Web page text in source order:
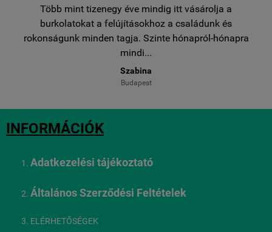
Több mint tizenegy éve mindig itt vásárolja a
burkolatokat a felújításokhoz a családunk és
rokonságunk minden tagja. Szinte hónapról-hónapra
mindi...
Szabina
Budapest
INFORMÁCIÓK
Adatkezelési tájékoztató
Általános Szerződési Feltételek
ELÉRHETŐSÉGEK